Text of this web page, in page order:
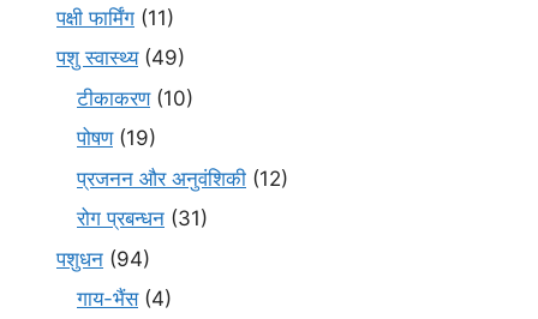
पक्षी फार्मिंग (11)
पशु स्वास्थ्य(49)
टीकाकरण(10)
पोषण(19)
प्रजनन और अनुवंशिकी (12)
रोग प्रबन्धन (31)
पशुधन (94)
गाय-भैंस(4)